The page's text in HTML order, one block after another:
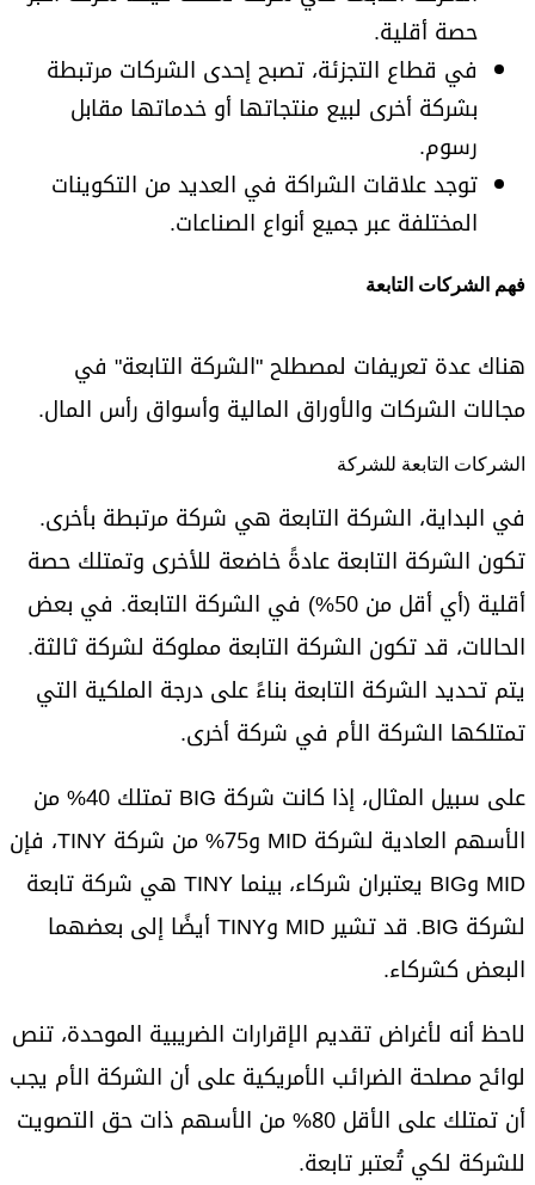
حصة أقلية.
في قطاع التجزئة، تصبح إحدى الشركات مرتبطة
بشركة أخرى لبيع منتجاتها أو خدماتها مقابل
رسوم.
توجد علاقات الشراكة في العديد من التكوينات
المختلفة عبر جميع أنواع الصناعات.
فهم الشركات التابعة
هناك عدة تعريفات لمصطلح "الشركة التابعة" في
مجالات الشركات والأوراق المالية وأسواق رأس المال.
الشركات التابعة للشركة
في البداية، الشركة التابعة هي شركة مرتبطة بأخرى.
تكون الشركة التابعة عادةً خاضعة للأخرى وتمتلك حصة
أقلية (أي أقل من 50%) في الشركة التابعة. في بعض
الحالات، قد تكون الشركة التابعة مملوكة لشركة ثالثة.
يتم تحديد الشركة التابعة بناءً على درجة الملكية التي
تمتلكها الشركة الأم في شركة أخرى.
على سبيل المثال، إذا كانت شركة BIG تمتلك 40% من
الأسهم العادية لشركة MID و75% من شركة TINY، فإن
MID وBIG يعتبران شركاء، بينما TINY هي شركة تابعة
لشركة BIG. قد تشير MID وTINY أيضًا إلى بعضهما
البعض كشركاء.
لاحظ أنه لأغراض تقديم الإقرارات الضريبية الموحدة، تنص
لوائح مصلحة الضرائب الأمريكية على أن الشركة الأم يجب
أن تمتلك على الأقل 80% من الأسهم ذات حق التصويت
للشركة لكي تُعتبر تابعة.